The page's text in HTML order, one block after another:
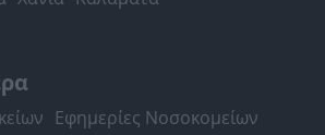
Εφημερίες Νοσοκομείων